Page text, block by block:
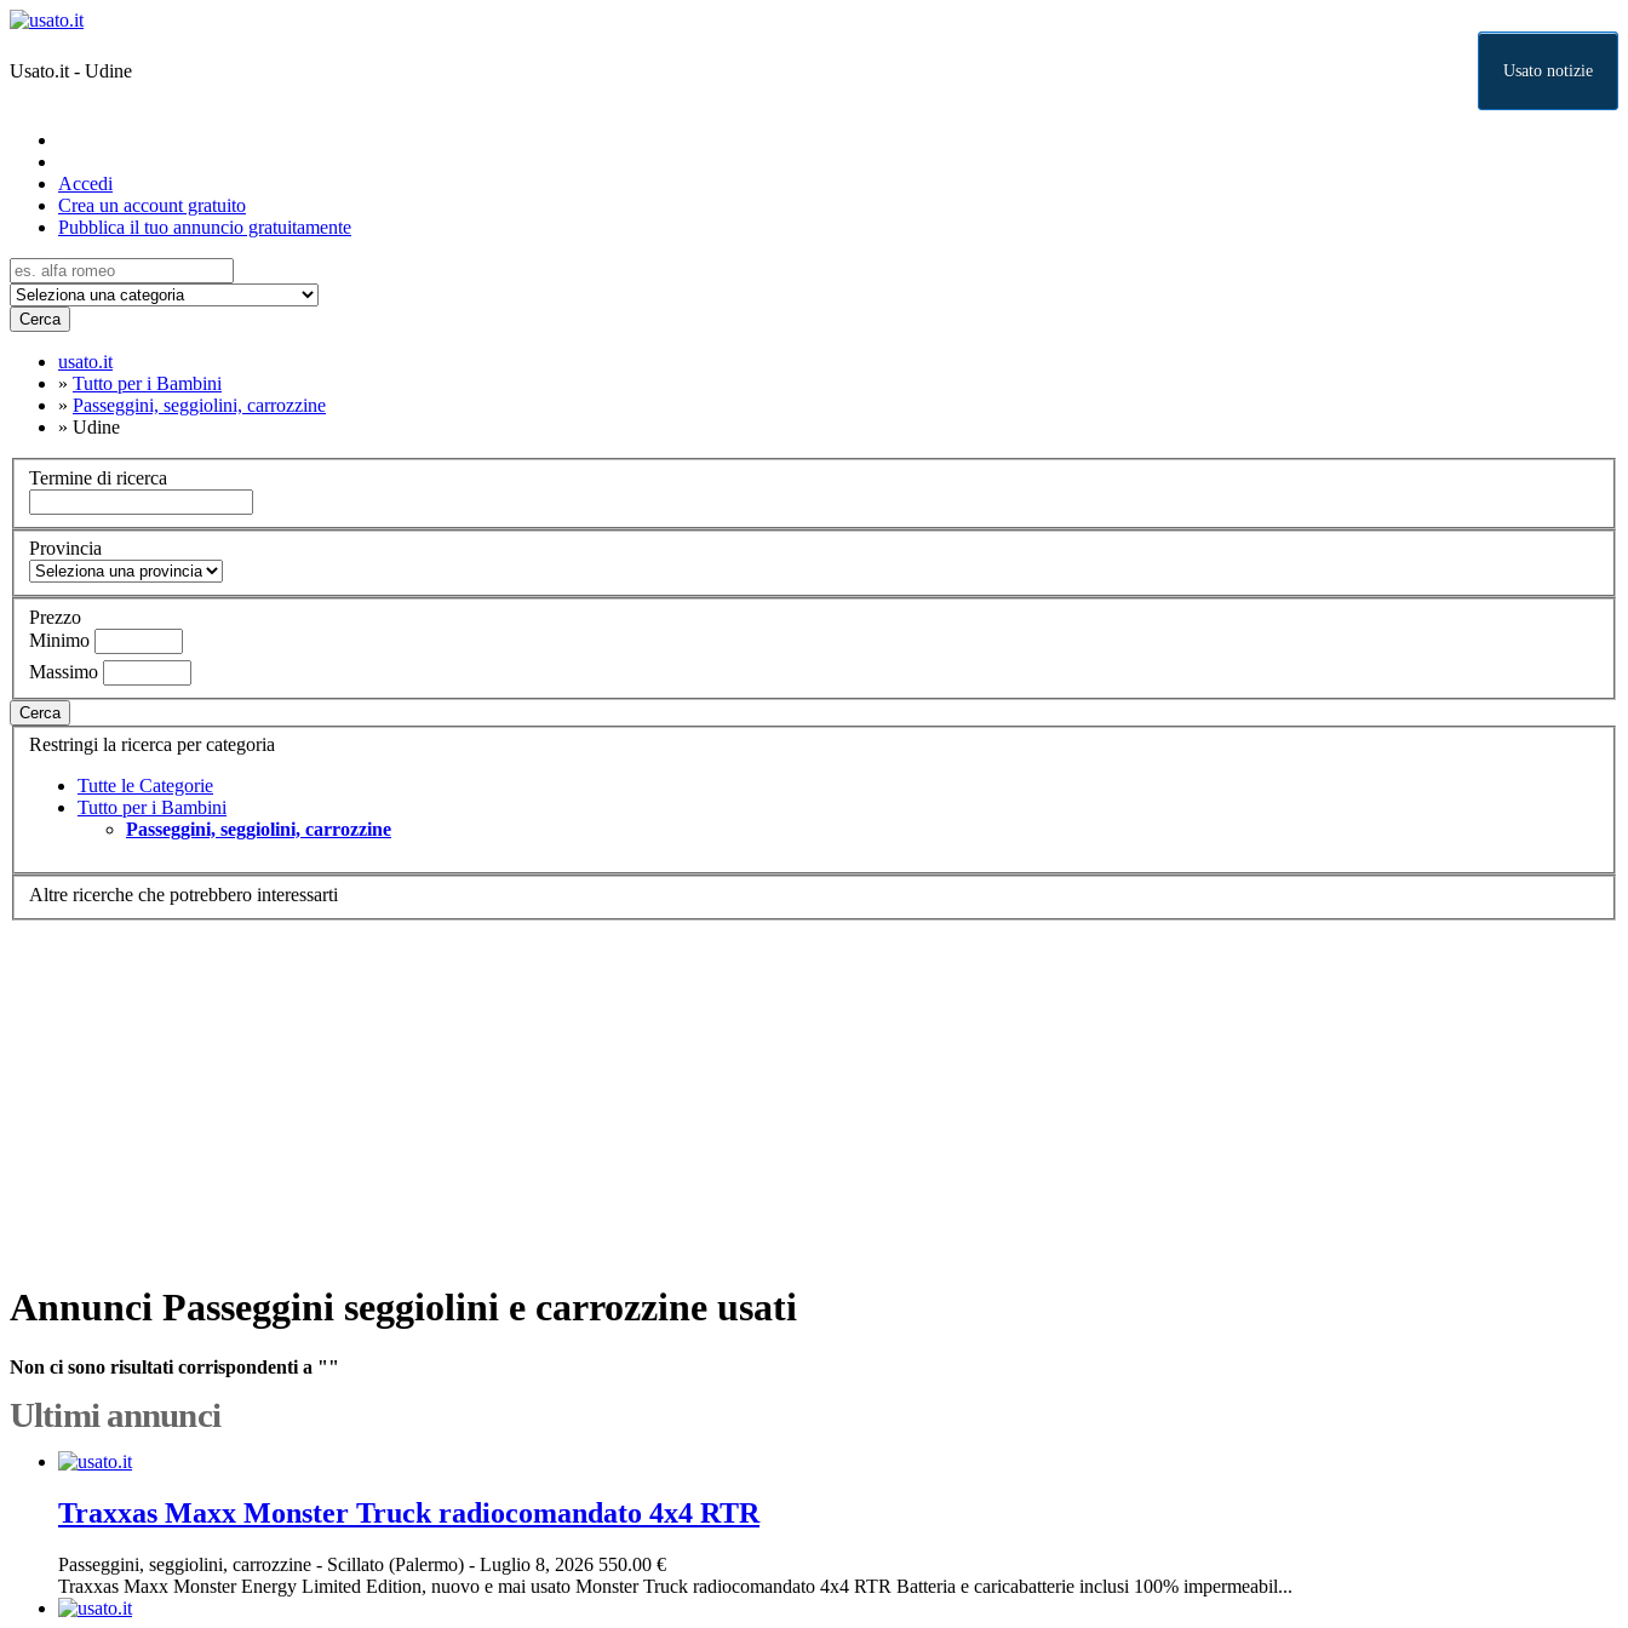
Usato.it - Udine Usato notizie
Accedi
Crea un account gratuito
Pubblica il tuo annuncio gratuitamente
Cerca
usato.it
» Tutto per i Bambini
» Passeggini, seggiolini, carrozzine
» Udine
Termine di ricerca
Provincia
Prezzo
Minimo
Massimo
Cerca
Restringi la ricerca per categoria
Tutte le Categorie
Tutto per i Bambini
Passeggini, seggiolini, carrozzine
Altre ricerche che potrebbero interessarti
Annunci Passeggini seggiolini e carrozzine usati
Non ci sono risultati corrispondenti a ""
Ultimi annunci
Traxxas Maxx Monster Truck radiocomandato 4x4 RTR
Passeggini, seggiolini, carrozzine - Scillato (Palermo) - Luglio 8, 2026 550.00 €
Traxxas Maxx Monster Energy Limited Edition, nuovo e mai usato Monster Truck radiocomandato 4x4 RTR Batteria e caricabatterie inclusi 100% impermeabil...